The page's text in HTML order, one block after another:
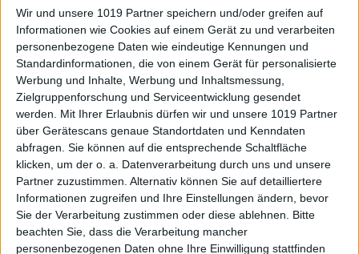
Wir und unsere 1019 Partner speichern und/oder greifen auf
Informationen wie Cookies auf einem Gerät zu und verarbeiten
personenbezogene Daten wie eindeutige Kennungen und
Standardinformationen, die von einem Gerät für personalisierte
Werbung und Inhalte, Werbung und Inhaltsmessung,
Zielgruppenforschung und Serviceentwicklung gesendet
werden.
Mit Ihrer Erlaubnis dürfen wir und unsere 1019 Partner
über Gerätescans genaue Standortdaten und Kenndaten
abfragen. Sie können auf die entsprechende Schaltfläche
klicken, um der o. a. Datenverarbeitung durch uns und unsere
Partner zuzustimmen. Alternativ können Sie auf detailliertere
Informationen zugreifen und Ihre Einstellungen ändern, bevor
Sie der Verarbeitung zustimmen oder diese ablehnen.
Bitte
beachten Sie, dass die Verarbeitung mancher
personenbezogenen Daten ohne Ihre Einwilligung stattfinden